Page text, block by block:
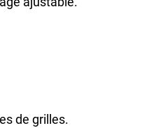
de grilles.